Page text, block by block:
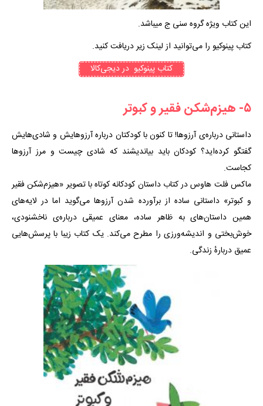
این کتاب ویژه گروه سنی ج میباشد.
کتاب پینوکیو را می‌توانید از لینک زیر دریافت کنید.
کتاب‌ پینوکیو در دیجی‌کالا
۵- هیزم‌شکن فقیر و کبوتر
داستانی درباره‌ی آرزوها! تا کنون با کودکتان درباره آرزوهایش و شادی‌هایش
گفتگو کرده‌اید؟ کودکان باید بیاندیشند که شادی چیست و مرز آرزوها
کجاست.
ماکس فلت هاوس در کتاب داستان کودکانه کوتاه با تصویر «هیزم‌شکن فقیر
و کبوتر» داستانی ساده از برآورده شدن آرزوها می‌گوید اما در لایه‌های
همین داستان‌های به‌ ظاهر ساده، معنای عمیقی درباره‌ی ناخشنودی،
خوش‌بختی و اندیشه‌ورزی را مطرح می‌کند. یک کتاب زیبا با پرسش‌هایی
عمیق دربارهٔ زندگی.